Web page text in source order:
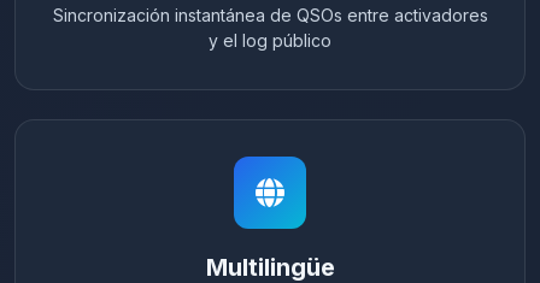
Sincronización instantánea de QSOs entre activadores
y el log público
Multilingüe